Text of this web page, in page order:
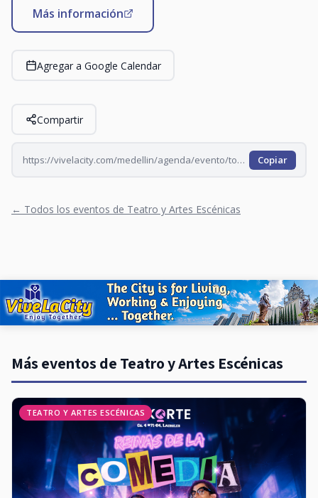
Más información
Agregar a Google Calendar
Compartir
https://vivelacity.com/medellin/agenda/evento/toma-tu-tomate-todos-los-miercoles-2026-07-15 Copiar
← Todos los eventos de Teatro y Artes Escénicas
Más eventos de Teatro y Artes Escénicas
TEATRO Y ARTES ESCÉNICAS